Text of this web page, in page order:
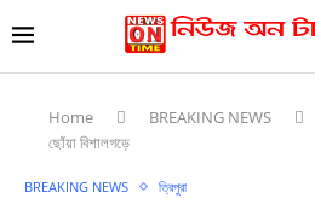
Home BREAKING NEWS
ছোঁয়া বিশালগড়ে
BREAKING NEWS ত্রিপুরা